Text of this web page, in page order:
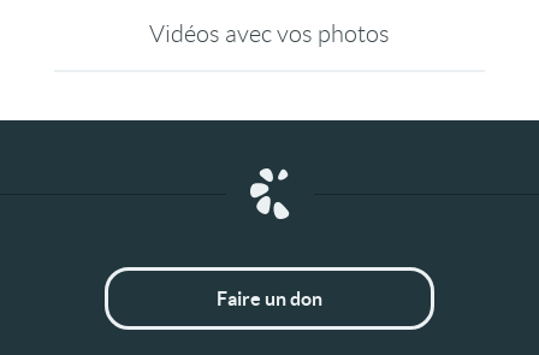
Vidéos avec vos photos
Faire un don